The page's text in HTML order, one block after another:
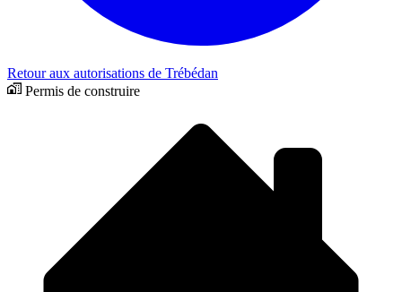
Retour aux autorisations de Trébédan
Permis de construire